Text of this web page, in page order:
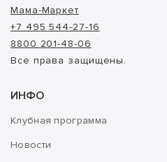
Мама-Маркет
+7 495 544-27-16
8800 201-48-06
Все права защищены.
ИНФО
Клубная программа
Новости